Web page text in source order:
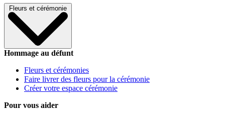
Fleurs et cérémonie
Hommage au défunt
Fleurs et cérémonies
Faire livrer des fleurs pour la cérémonie
Créer votre espace cérémonie
Pour vous aider